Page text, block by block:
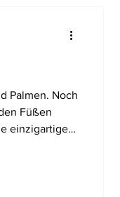
Palmen. Noch
Füßen
einzigartige